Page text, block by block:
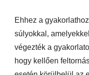
Ehhez a
súlyokkal,
végezték a
hogy kellően